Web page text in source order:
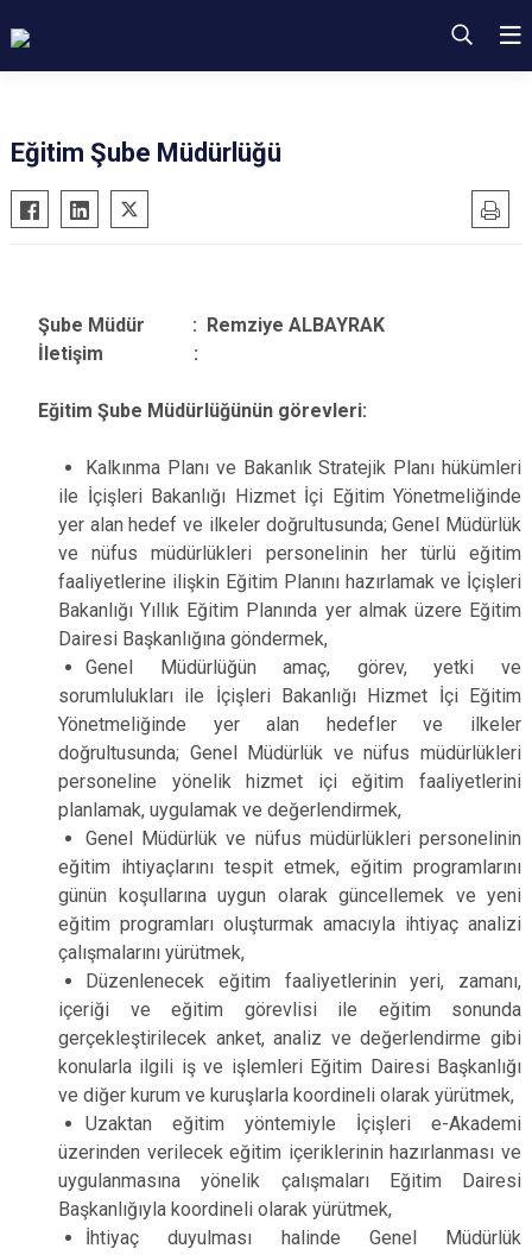
Eğitim Şube Müdürlüğü
Şube Müdür : Remziye ALBAYRAK
İletişim :
Eğitim Şube Müdürlüğünün görevleri:
Kalkınma Planı ve Bakanlık Stratejik Planı hükümleri
ile İçişleri Bakanlığı Hizmet İçi Eğitim Yönetmeliğinde
yer alan hedef ve ilkeler doğrultusunda; Genel Müdürlük
ve nüfus müdürlükleri personelinin her türlü eğitim
faaliyetlerine ilişkin Eğitim Planını hazırlamak ve İçişleri
Bakanlığı Yıllık Eğitim Planında yer almak üzere Eğitim
Dairesi Başkanlığına göndermek,
Genel Müdürlüğün amaç, görev, yetki ve
sorumlulukları ile İçişleri Bakanlığı Hizmet İçi Eğitim
Yönetmeliğinde yer alan hedefler ve ilkeler
doğrultusunda; Genel Müdürlük ve nüfus müdürlükleri
personeline yönelik hizmet içi eğitim faaliyetlerini
planlamak, uygulamak ve değerlendirmek,
Genel Müdürlük ve nüfus müdürlükleri personelinin
eğitim ihtiyaçlarını tespit etmek, eğitim programlarını
günün koşullarına uygun olarak güncellemek ve yeni
eğitim programları oluşturmak amacıyla ihtiyaç analizi
çalışmalarını yürütmek,
Düzenlenecek eğitim faaliyetlerinin yeri, zamanı,
içeriği ve eğitim görevlisi ile eğitim sonunda
gerçekleştirilecek anket, analiz ve değerlendirme gibi
konularla ilgili iş ve işlemleri Eğitim Dairesi Başkanlığı
ve diğer kurum ve kuruşlarla koordineli olarak yürütmek,
Uzaktan eğitim yöntemiyle İçişleri e-Akademi
üzerinden verilecek eğitim içeriklerinin hazırlanması ve
uygulanmasına yönelik çalışmaları Eğitim Dairesi
Başkanlığıyla koordineli olarak yürütmek,
İhtiyaç duyulması halinde Genel Müdürlük